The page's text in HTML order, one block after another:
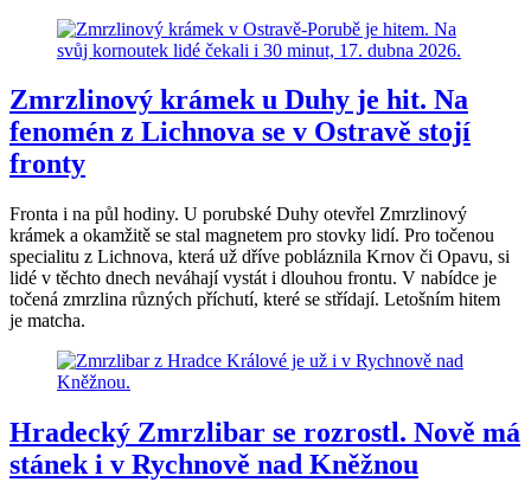
Zmrzlinový krámek u Duhy je hit. Na
fenomén z Lichnova se v Ostravě stojí
fronty
Fronta i na půl hodiny. U porubské Duhy otevřel Zmrzlinový
krámek a okamžitě se stal magnetem pro stovky lidí. Pro točenou
specialitu z Lichnova, která už dříve pobláznila Krnov či Opavu, si
lidé v těchto dnech neváhají vystát i dlouhou frontu. V nabídce je
točená zmrzlina různých příchutí, které se střídají. Letošním hitem
je matcha.
Hradecký Zmrzlibar se rozrostl. Nově má
stánek i v Rychnově nad Kněžnou